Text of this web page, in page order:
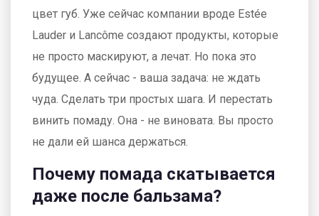
цвет губ. Уже сейчас компании вроде Estée
Lauder и Lancôme создают продукты, которые
не просто маскируют, а лечат. Но пока это
будущее. А сейчас - ваша задача: не ждать
чуда. Сделать три простых шага. И перестать
винить помаду. Она - не виновата. Вы просто
не дали ей шанса держаться.
Почему помада скатывается
даже после бальзама?